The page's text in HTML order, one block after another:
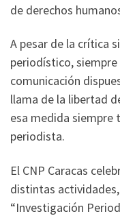
de derechos
A pesar de la crítica
periodístico,
comunicación
llama de la libertad
esa medida siempre
periodista.
El CNP Caracas
distintas
“Investigación